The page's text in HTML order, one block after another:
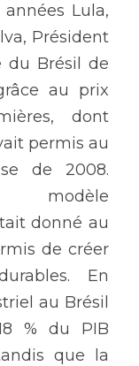
Lula,
Président
du Brésil de
au prix
dont
permis au
de 2008.
modèle
donné au
de créer
En
au Brésil
% du PIB
que la